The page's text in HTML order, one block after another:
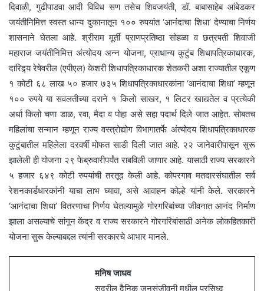
दिवाळी, गुढीपाडवा आदी विविध सण तसेच शिवजयंती, डॉ. बाबासाहेब आंबेडकर
जयंतीनिमित्त स्वस्त धान्य दुकानातून १०० रुपयांत ‘आनंदाचा शिधा’ देण्याचा निर्णय
शासनाने घेतला आहे. श्रीराम मूर्ती प्राणप्रतिष्ठा सोहळा व छत्रपती शिवाजी
महाराज जयंतीनिमित्त अंत्योदय अन्न योजना, प्राधान्य कुटुंब शिधापत्रिकाधारक,
दारिद्र्य रेषेवरील (एपीएल) केशरी शिधापत्रिकाधारक शेतकरी अशा राज्यातील एकूण
१ कोटी ६८ लाख ५० हजार ७३५ शिधापत्रिकाधारकांना ‘आनंदाचा शिधा’ म्हणून
१०० रुपये या सवलतीच्या दराने १ किलो साखर, १ लिटर खाद्यतेल व प्रत्येकी
अर्धा किलो चणा डाळ, रवा, मैदा व पोहा असे सहा पदार्थ दिले जात आहेत. सोबतच
महिलांचा सन्मान म्हणून राज्य वस्त्रोद्योग विभागातर्फे अंत्योदय शिधापत्रिकाधारक
कुटुंबातील महिलेला दरवर्षी मोफत साडी दिली जात आहे. २२ जानेवारीपासून सुरू
झालेली ही योजना २९ फेब्रुवारीपर्यंत राबविली जाणार आहे. यासाठी राज्य सरकारने
५ हजार ६४९ कोटी रुपयांची तरतूद केली आहे. कोपरगाव मतदारसंघातील सर्व
रेशनकार्डधारकांनी याचा लाभ घ्यावा, असे आवाहन कोल्हे यांनी केले. सरकारने
‘आनंदाचा शिधा’ वितरणाचा निर्णय घेतल्यामुळे गोरगरिबांच्या जीवनात आनंद निर्माण
झाला असल्याचे सांगून केंद्र व राज्य सरकारने गोरगरिबांसाठी अनेक लोकहितकारी
योजना सुरू केल्याबद्दल त्यांनी सरकारचे आभार मानले.
मनिष जाधव
सदरील दैनिक जनसंजीवनी मधील प्रसिध्द